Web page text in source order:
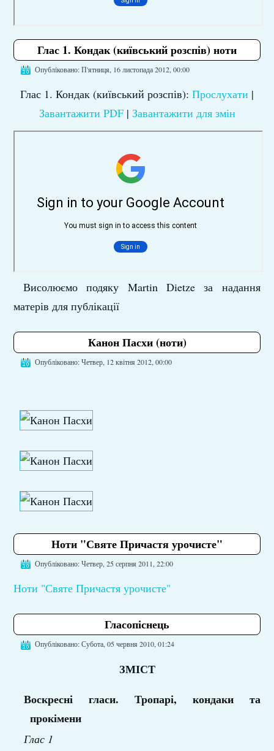
Глас 1. Кондак (київський розспів) ноти
Опубліковано: П'ятниця, 16 листопада 2012, 00:00
Глас 1. Кондак (київський розспів): Прослухати |
Завантажити PDF| Завантажити для змін
Висолюємо подяку Martin Dietze за надання
матерів для публікації
Канон Пасхи (ноти)
Опубліковано: Четвер, 12 квітня 2012, 00:00
Ноти "Святе Причастя урочисте"
Опубліковано: Четвер, 25 серпня 2011, 22:00
Ноти "Святе Причастя урочисте"
Гласопіснець
Опубліковано: Субота, 05 червня 2010, 01:24
ЗМІСТ
Воскресні гласи. Тропарі, кондаки та
прокімени
Глас 1